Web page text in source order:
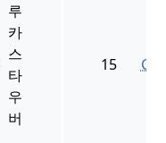
루
카
스
타
우
버
15 GK